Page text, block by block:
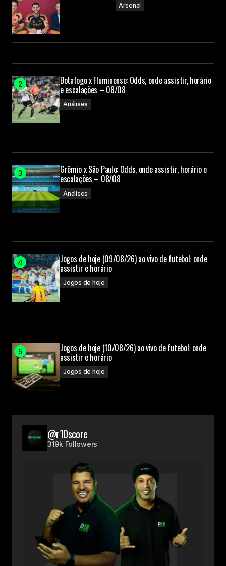
Submit Comment
Arsenal
Botafogo x Fluminense: Odds, onde assistir, horário
e escalações – 08/08
Análises
Grêmio x São Paulo: Odds, onde assistir, horário e
escalações – 08/08
Análises
Jogos de hoje (09/08/26) ao vivo de futebol: onde
assistir e horário
Jogos de hoje
Jogos de hoje (10/08/26) ao vivo de futebol: onde
assistir e horário
Jogos de hoje
@r10score
319k Followers